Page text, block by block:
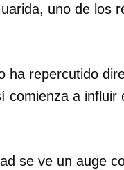
uno de los
ha repercutido
comienza a influir
se ve un auge